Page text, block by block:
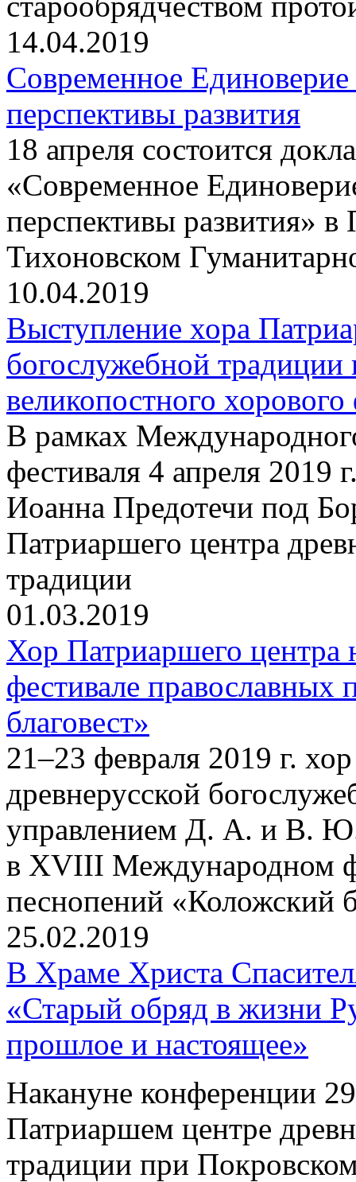
14.04.2019
Современное
перспективы развития
18 апреля состоится
«Современное
перспективы развития»
Тихоновском
10.04.2019
Выступление хора
богослужебной
великопостного хорового
В рамках
фестиваля 4 апреля 2019
Иоанна Предотечи под
Патриаршего центра
традиции
01.03.2019
Хор Патриаршего
фестивале
благовест»
21–23 февраля 2019 г.
древнерусской
управлением Д. А. и В. Ю.
в XVIII Международном
песнопений «Коложский
25.02.2019
В Храме Христа
«Старый обряд в жизни
прошлое и настоящее»
Накануне конференции
Патриаршем центре
традиции при